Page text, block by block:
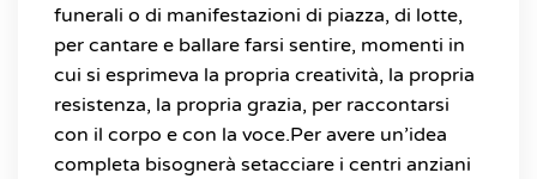
funerali o di manifestazioni di piazza, di lotte,
per cantare e ballare farsi sentire, momenti in
cui si esprimeva la propria creatività, la propria
resistenza, la propria grazia, per raccontarsi
con il corpo e con la voce.Per avere un’idea
completa bisognerà setacciare i centri anziani